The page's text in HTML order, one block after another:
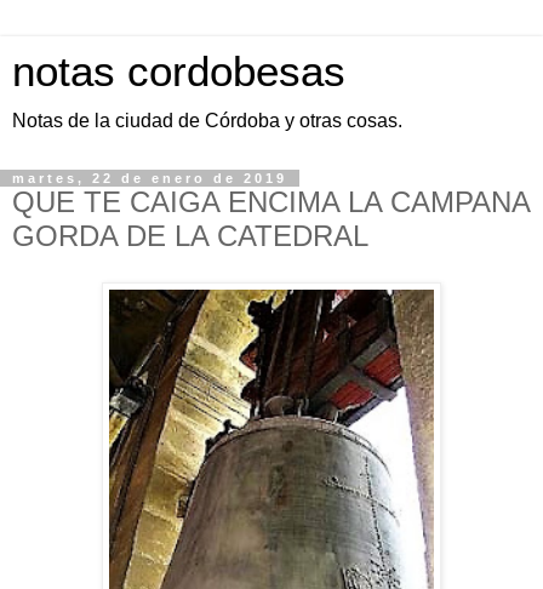
notas cordobesas
Notas de la ciudad de Córdoba y otras cosas.
martes, 22 de enero de 2019
QUE TE CAIGA ENCIMA LA CAMPANA
GORDA DE LA CATEDRAL